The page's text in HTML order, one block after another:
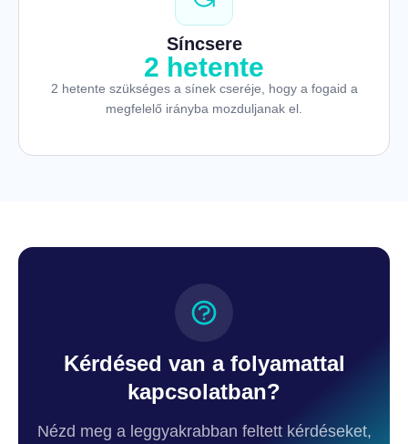
Síncsere
2 hetente
2 hetente szükséges a sínek cseréje, hogy a fogaid a
megfelelő irányba mozduljanak el.
Kérdésed van a folyamattal
kapcsolatban?
Nézd meg a leggyakrabban feltett kérdéseket,